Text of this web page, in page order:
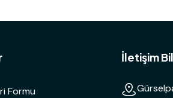
Formu
İletişim